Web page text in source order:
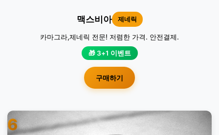
맥스비아 제네릭
카마그라,제네릭 전문! 저렴한 가격. 안전결제.
🎁 3+1 이벤트
구매하기
6